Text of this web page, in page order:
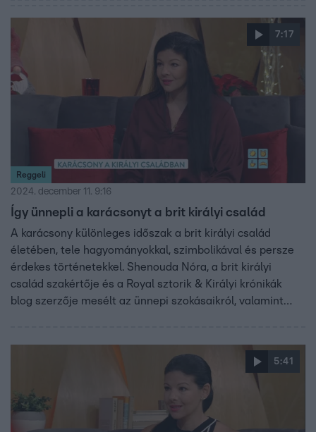
7:17
Reggeli
2024. december 11. 9:16
Így ünnepli a karácsonyt a brit királyi család
A karácsony különleges időszak a brit királyi család
életében, tele hagyományokkal, szimbolikával és persze
érdekes történetekkel. Shenouda Nóra, a brit királyi
család szakértője és a Royal sztorik & Királyi krónikák
blog szerzője mesélt az ünnepi szokásaikról, valamint
5:41